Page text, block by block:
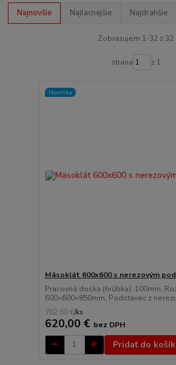
Najnovšie Najlacnejšie Najdrahšie
Zobrazujem 1-32 z 32
strana z 1
Novinka
Mäsoklát 600x600 s nerezovým
Pracovná doska (hrúbka): 100mm,
600×600×850mm, Podstavec z
762,60 €/ks
620,00 € bez DPH
Pridať do